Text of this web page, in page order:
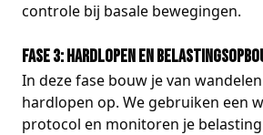
controle bij basale bewegingen.
Fase 3: Hardlopen en
In deze fase bouw je van
hardlopen op. We gebruiken een
protocol en monitoren je